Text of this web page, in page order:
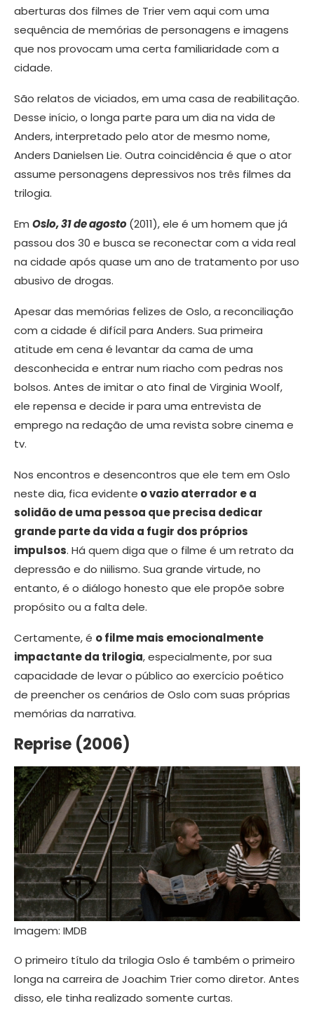
aberturas dos filmes de Trier vem aqui com uma
sequência de memórias de personagens e imagens
que nos provocam uma certa familiaridade com a
cidade.
São relatos de viciados, em uma casa de reabilitação.
Desse início, o longa parte para um dia na vida de
Anders, interpretado pelo ator de mesmo nome,
Anders Danielsen Lie. Outra coincidência é que o ator
assume personagens depressivos nos três filmes da
trilogia.
Em Oslo, 31 de agosto(2011), ele é um homem que já
passou dos 30 e busca se reconectar com a vida real
na cidade após quase um ano de tratamento por uso
abusivo de drogas.
Apesar das memórias felizes de Oslo, a reconciliação
com a cidade é difícil para Anders. Sua primeira
atitude em cena é levantar da cama de uma
desconhecida e entrar num riacho com pedras nos
bolsos. Antes de imitar o ato final de Virginia Woolf,
ele repensa e decide ir para uma entrevista de
emprego na redação de uma revista sobre cinema e
tv.
Nos encontros e desencontros que ele tem em Oslo
neste dia, fica evidente o vazio aterrador e a
solidão de uma pessoa que precisa dedicar
grande parte da vida a fugir dos próprios
impulsos. Há quem diga que o filme é um retrato da
depressão e do niilismo. Sua grande virtude, no
entanto, é o diálogo honesto que ele propõe sobre
propósito ou a falta dele.
Certamente, é o filme mais emocionalmente
impactante da trilogia, especialmente, por sua
capacidade de levar o público ao exercício poético
de preencher os cenários de Oslo com suas próprias
memórias da narrativa.
Reprise (2006)
Imagem: IMDB
O primeiro título da trilogia Oslo é também o primeiro
longa na carreira de Joachim Trier como diretor. Antes
disso, ele tinha realizado somente curtas.